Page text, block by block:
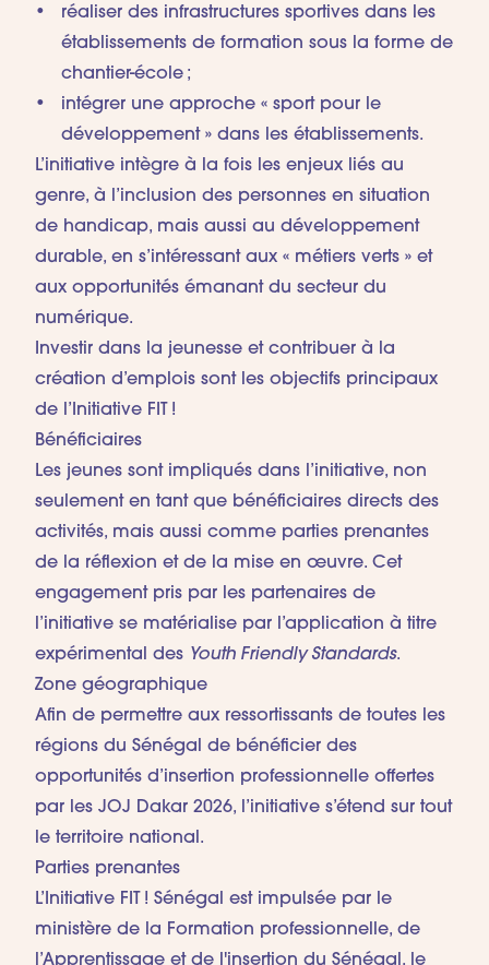
réaliser des infrastructures sportives dans les
établissements de formation sous la forme de
chantier-école ;
intégrer une approche « sport pour le
développement » dans les établissements.
L’initiative intègre à la fois les enjeux liés au
genre, à l’inclusion des personnes en situation
de handicap, mais aussi au développement
durable, en s’intéressant aux « métiers verts » et
aux opportunités émanant du secteur du
numérique.
Investir dans la jeunesse et contribuer à la
création d’emplois sont les objectifs principaux
de l’Initiative FIT !
Bénéficiaires
Les jeunes sont impliqués dans l’initiative, non
seulement en tant que bénéficiaires directs des
activités, mais aussi comme parties prenantes
de la réflexion et de la mise en œuvre. Cet
engagement pris par les partenaires de
l’initiative se matérialise par l’application à titre
expérimental des Youth Friendly Standards.
Zone géographique
Afin de permettre aux ressortissants de toutes les
régions du Sénégal de bénéficier des
opportunités d’insertion professionnelle offertes
par les JOJ Dakar 2026, l’initiative s’étend sur tout
le territoire national.
Parties prenantes
L’Initiative FIT ! Sénégal est impulsée par le
ministère de la Formation professionnelle, de
l’Apprentissage et de l'insertion du Sénégal, le